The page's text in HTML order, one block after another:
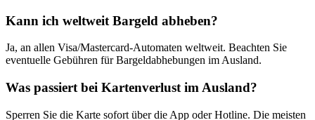
Kann ich weltweit Bargeld abheben?
Ja, an allen Visa/Mastercard-Automaten weltweit. Beachten Sie
eventuelle Gebühren für Bargeldabhebungen im Ausland.
Was passiert bei Kartenverlust im Ausland?
Sperren Sie die Karte sofort über die App oder Hotline. Die meisten